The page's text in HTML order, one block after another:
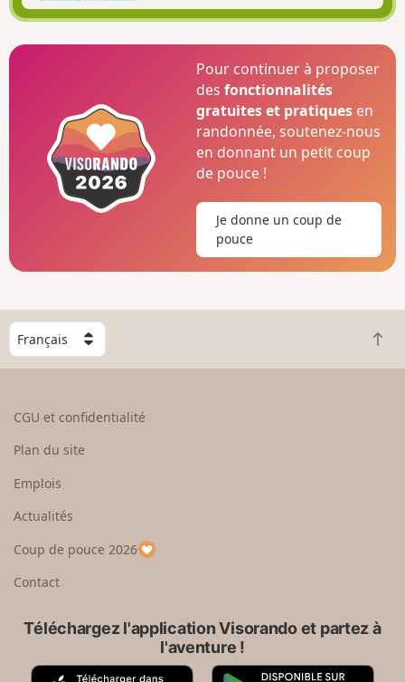
Pour continuer à proposer
desfonctionnalités
gratuites et pratiques en
randonnée, soutenez-nous
en donnant un petit coup
de pouce !
Je donne un coup de
pouce
C
h
o
e
u
p
a
R
e
CGU et confidentialité
Plan du site
Emplois
Actualités
Coup de pouce 2026
Contact
Téléchargez l'application Visorando et partez à
l'aventure !
A G